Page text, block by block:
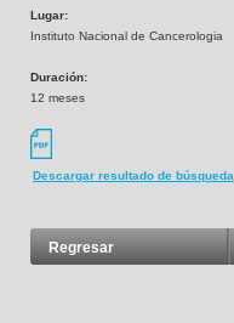
Lugar:
Instituto Nacional de Cancerologia
Duración:
12 meses
Descargar resultado de búsqueda
Regresar